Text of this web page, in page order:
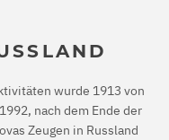
wurde 1913 von
nach dem Ende der
Zeugen in Russland